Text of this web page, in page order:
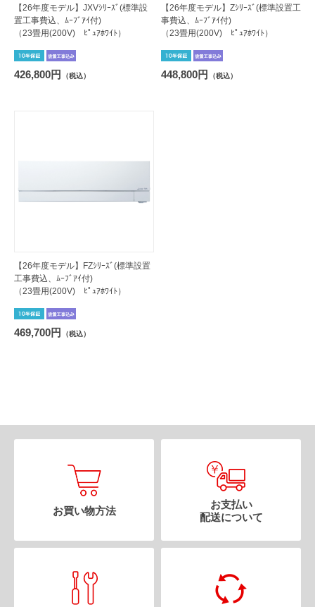
【26年度モデル】JXVｼﾘｰｽﾞ(標準設
置工事費込、ﾑｰﾌﾞｱｲ付)
（23畳用(200V) ﾋﾟｭｱﾎﾜｲﾄ）
426,800円 （税込）
【26年度モデル】Zｼﾘｰｽﾞ(標準設置工
事費込、ﾑｰﾌﾞｱｲ付)
（23畳用(200V) ﾋﾟｭｱﾎﾜｲﾄ）
448,800円 （税込）
【26年度モデル】FZｼﾘｰｽﾞ(標準設置
工事費込、ﾑｰﾌﾞｱｲ付)
（23畳用(200V) ﾋﾟｭｱﾎﾜｲﾄ）
469,700円 （税込）
お買い物方法
お支払い
配送について